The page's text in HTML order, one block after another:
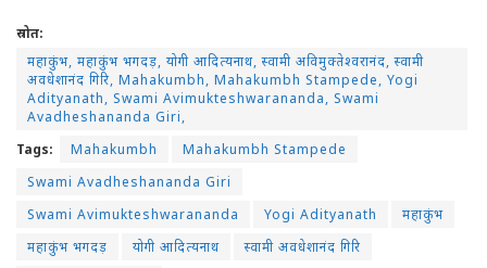
स्रोत:
महाकुंभ, महाकुंभ भगदड़, योगी आदित्यनाथ, स्वामी अविमुक्तेश्वरानंद, स्वामी
अवधेशानंद गिरि, Mahakumbh, Mahakumbh Stampede, Yogi
Adityanath, Swami Avimukteshwarananda, Swami
Avadheshananda Giri,
Tags:
Mahakumbh
Mahakumbh Stampede
Swami Avadheshananda Giri
Swami Avimukteshwarananda
Yogi Adityanath
महाकुंभ
महाकुंभ भगदड़
योगी आदित्यनाथ
स्वामी अवधेशानंद गिरि